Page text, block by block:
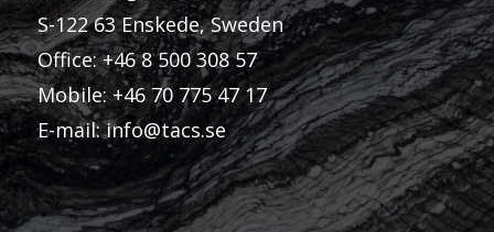
S-122 63 Enskede, Sweden
Office:+46 8 500 308 57
Mobile:+46 70 775 47 17
E-mail:info@tacs.se